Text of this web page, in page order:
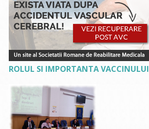
ROLUL SI IMPORTANTA VACCINULUI